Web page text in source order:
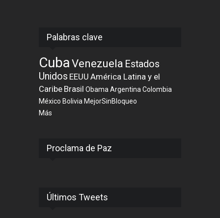
Palabras clave
CubaVenezuela Estados
Unidos EEUU América Latina y el
Caribe Brasil Obama Argentina Colombia
México Bolivia MejorSinBloqueo
Más
Proclama de Paz
Últimos Tweets